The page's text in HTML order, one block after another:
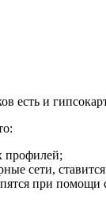
есть и
профилей;
сети,
при помощи